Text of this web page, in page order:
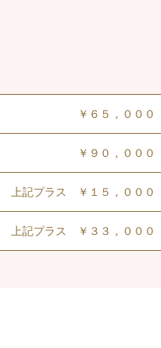
￥６５，０００
￥９０，０００
上記プラス ￥１５，０００
上記プラス ￥３３，０００